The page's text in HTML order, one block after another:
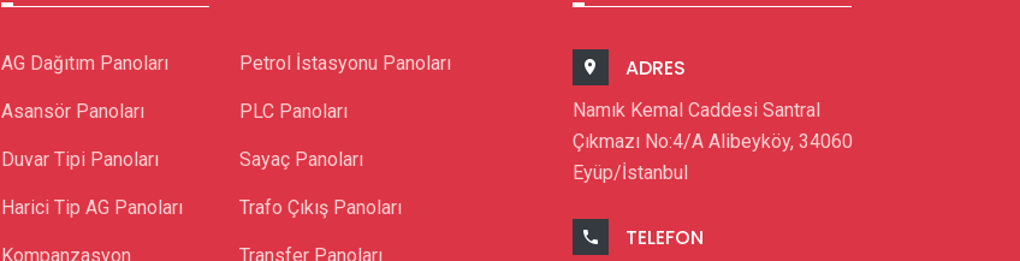
AG Dağıtım Panoları
Asansör Panoları
Duvar Tipi Panoları
Harici Tip AG Panoları
Kompanzasyon
Petrol İstasyonu Panoları
PLC Panoları
Sayaç Panoları
Trafo Çıkış Panoları
Transfer Panoları
ADRES
Namık Kemal Caddesi Santral
Çıkmazı No:4/A Alibeyköy, 34060
Eyüp/İstanbul
TELEFON